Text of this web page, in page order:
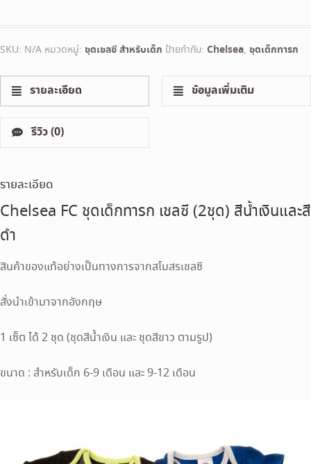
SKU: N/A หมวดหมู่: ชุดเชลซี สำหรับเด็ก ป้ายกำกับ: Chelsea, ชุดเด็กทารก
รายละเอียด ข้อมูลเพิ่มเติม
รีวิว (0)
รายละเอียด
Chelsea FC ชุดเด็กทารก เชลซี (2ชุด) สีน้ำเงินและสี
ดำ
สินค้าของแท้อย่างเป็นทางการจากสโมสรเชลซี
สั่งนำเข้ามาจากอังกฤษ
1 เซ็ต ได้ 2 ชุด (ชุดสีน้ำเงิน และ ชุดสีขาว ตามรูป)
ขนาด : สำหรับเด็ก 6-9 เดือน และ 9-12 เดือน